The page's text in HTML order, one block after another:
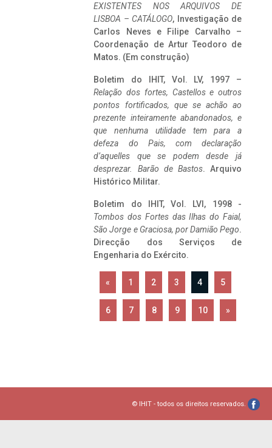
EXISTENTES NOS ARQUIVOS DE
LISBOA – CATÁLOGO, Investigação de
Carlos Neves e Filipe Carvalho –
Coordenação de Artur Teodoro de
Matos. (Em construção)
Boletim do IHIT, Vol. LV, 1997 –
Relação dos fortes, Castellos e outros
pontos fortificados, que se achão ao
prezente inteiramente abandonados, e
que nenhuma utilidade tem para a
defeza do Pais, com declaração
d’aquelles que se podem desde já
desprezar. Barão de Bastos. Arquivo
Histórico Militar.
Boletim do IHIT, Vol. LVI, 1998 -
Tombos dos Fortes das Ilhas do Faial,
São Jorge e Graciosa, por Damião Pego.
Direcção dos Serviços de
Engenharia do Exército.
« 1 2 3 4 5
6 7 8 9 10 »
© IHIT - todos os direitos reservados.